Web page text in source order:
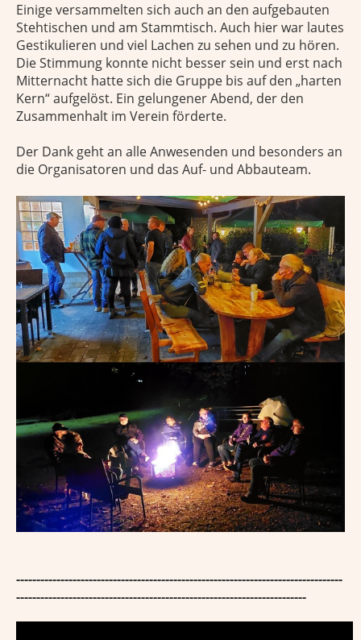
Einige versammelten sich auch an den aufgebauten
Stehtischen und am Stammtisch. Auch hier war lautes
Gestikulieren und viel Lachen zu sehen und zu hören.
Die Stimmung konnte nicht besser sein und erst nach
Mitternacht hatte sich die Gruppe bis auf den „harten
Kern“ aufgelöst. Ein gelungener Abend, der den
Zusammenhalt im Verein förderte.
Der Dank geht an alle Anwesenden und besonders an
die Organisatoren und das Auf- und Abbauteam.
---------------------------------------------------------------------------------
------------------------------------------------------------------------